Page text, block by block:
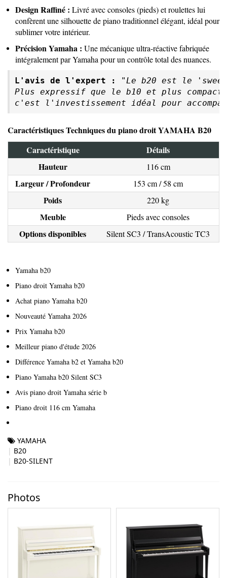
Design Raffiné : Livré avec consoles (pieds) et roulettes lui
confèrent une silhouette de piano traditionnel élégant, idéal pour
sublimer votre intérieur.
Précision Yamaha : Une mécanique ultra-réactive fabriquée
intégralement par Yamaha pour un contrôle total des nuances.
L'avis de l'expert :
"Le b20 est le
Plus expressif que le b10 et plus
c'est l'investissement idéal pour
Caractéristiques Techniques du piano droit YAMAHA B20
Caractéristique
Détails
Hauteur
116 cm
Largeur / Profondeur 153 cm / 58 cm
Poids 220 kg
Meuble Pieds avec consoles
Options disponibles Silent SC3 / TransAcoustic TC3
Yamaha b20
Piano droit Yamaha b20
Achat piano Yamaha b20
Nouveauté Yamaha 2026
Prix Yamaha b20
Meilleur piano d'étude 2026
Différence Yamaha b2 et Yamaha b20
Piano Yamaha b20 Silent SC3
Avis piano droit Yamaha série b
Piano droit 116 cm Yamaha
YAMAHA
B20
B20-SILENT
Photos